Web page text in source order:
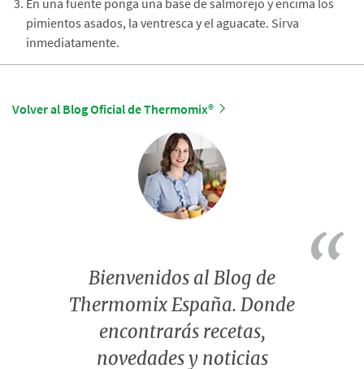
En una fuente ponga una base de salmorejo y encima los
pimientos asados, la ventresca y el aguacate. Sirva
inmediatamente.
Volver al Blog Oficial de Thermomix®
Bienvenidos al Blog de
Thermomix España. Donde
encontrarás recetas,
novedades y noticias